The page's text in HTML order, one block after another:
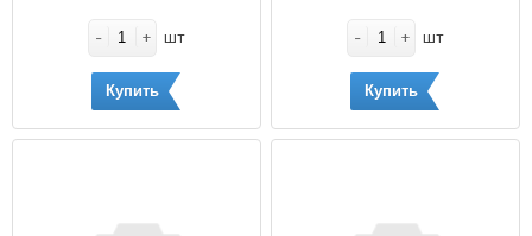
- + шт
Купить
- + шт
Купить